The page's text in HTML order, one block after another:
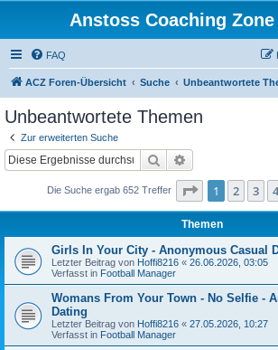
Anstoss Coaching
FAQ
ACZ Foren-Übersicht Suche Unbeantwortete
Unbeantwortete Themen
Zur erweiterten Suche
Suche
Die Suche ergab 652 Treffer Seite 1von
1 2 3 4
Themen
Girls In Your City - Anonymous Casual
Letzter Beitrag von Hoffi8216 « 26.06.2026, 03:05
Verfasst in Football Manager
Womans From Your Town - No Selfie -
Dating
Letzter Beitrag von Hoffi8216 « 27.05.2026, 10:27
Verfasst in Football Manager